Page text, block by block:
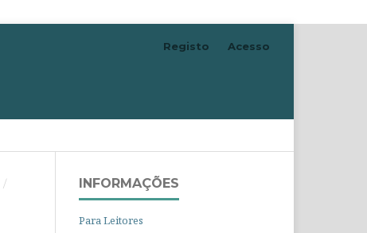
Registo Acesso
/
INFORMAÇÕES
Para Leitores